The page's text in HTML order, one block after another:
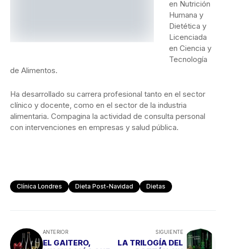
Ha desarrollado su carrera profesional tanto en el sector
clínico y docente, como en el sector de la industria
alimentaria. Compagina la actividad de consulta personal
con intervenciones en empresas y salud pública.
Clínica Londres Dieta Post-Navidad Dietas
DEL MUNDO
ENTERO
CAUTIVADO A
MILES DE